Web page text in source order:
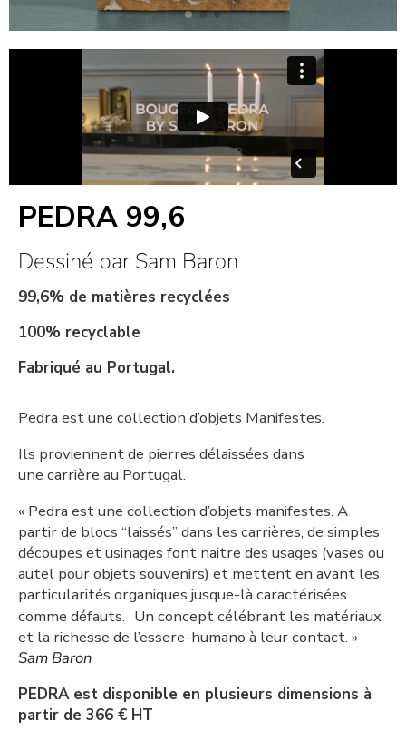
PEDRA 99,6
Dessiné par Sam Baron
99,6% de matières recyclées
100% recyclable
Fabriqué au Portugal.
Pedra est une collection d’objets Manifestes.
Ils proviennent de pierres délaissées dans
une carrière au Portugal.
« Pedra est une collection d’objets manifestes. A
partir de blocs “laissés” dans les carrières, de simples
découpes et usinages font naitre des usages (vases ou
autel pour objets souvenirs) et mettent en avant les
particularités organiques jusque-là caractérisées
comme défauts. Un concept célébrant les matériaux
et la richesse de l’essere-humano à leur contact. »
Sam Baron
PEDRA est disponible en plusieurs dimensions à
partir de 366 € HT